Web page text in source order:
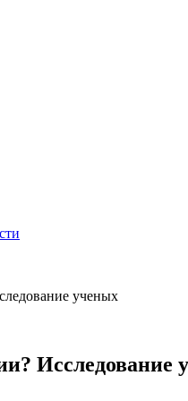
ученых
Исследование